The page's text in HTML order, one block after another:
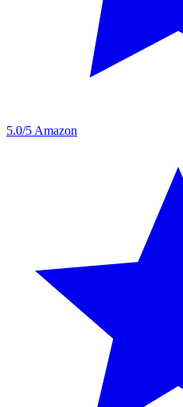
5.0/5Amazon